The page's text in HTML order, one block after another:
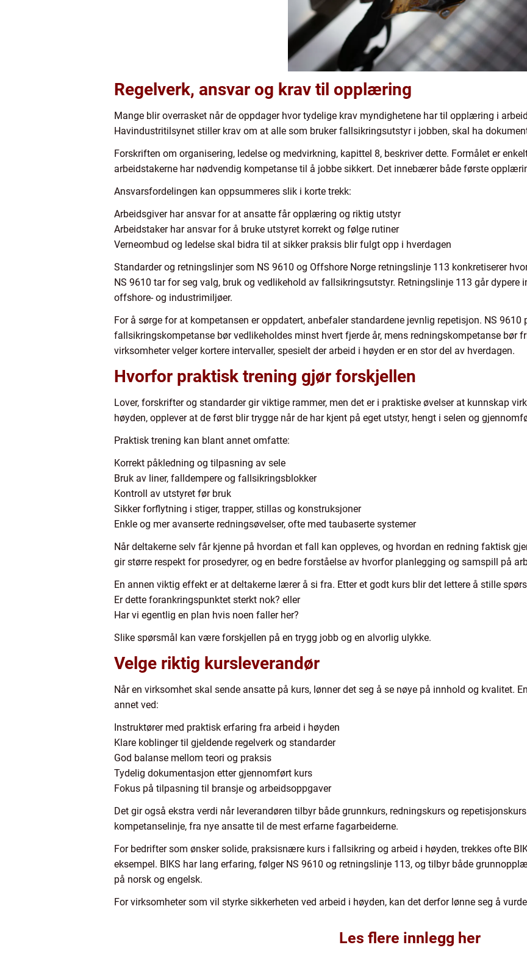
Regelverk, ansvar og krav til opplæring
Mange blir overrasket når de oppdager hvor tydelige krav myndighetene har til opplæring i
Havindustritilsynet stiller krav om at alle som bruker fallsikringsutstyr i jobben, skal ha
Forskriften om organisering, ledelse og medvirkning, kapittel 8, beskriver dette. Formålet er
arbeidstakerne har nødvendig kompetanse til å jobbe sikkert. Det innebærer både første
Ansvarsfordelingen kan oppsummeres slik i korte trekk:
Arbeidsgiver har ansvar for at ansatte får opplæring og riktig utstyr
Arbeidstaker har ansvar for å bruke utstyret korrekt og følge rutiner
Verneombud og ledelse skal bidra til at sikker praksis blir fulgt opp i hverdagen
Standarder og retningslinjer som NS 9610 og Offshore Norge retningslinje 113 konkretiserer
NS 9610 tar for seg valg, bruk og vedlikehold av fallsikringsutstyr. Retningslinje 113 går
offshore- og industrimiljøer.
For å sørge for at kompetansen er oppdatert, anbefaler standardene jevnlig repetisjon. NS 9610
fallsikringskompetanse bør vedlikeholdes minst hvert fjerde år, mens redningskompetanse bør
virksomheter velger kortere intervaller, spesielt der arbeid i høyden er en stor del av hverdagen.
Hvorfor praktisk trening gjør forskjellen
Lover, forskrifter og standarder gir viktige rammer, men det er i praktiske øvelser at kunnskap
høyden, opplever at de først blir trygge når de har kjent på eget utstyr, hengt i selen og
Praktisk trening kan blant annet omfatte:
Korrekt påkledning og tilpasning av sele
Bruk av liner, falldempere og fallsikringsblokker
Kontroll av utstyret før bruk
Sikker forflytning i stiger, trapper, stillas og konstruksjoner
Enkle og mer avanserte redningsøvelser, ofte med taubaserte systemer
Når deltakerne selv får kjenne på hvordan et fall kan oppleves, og hvordan en redning faktisk
gir større respekt for prosedyrer, og en bedre forståelse av hvorfor planlegging og samspill på
En annen viktig effekt er at deltakerne lærer å si fra. Etter et godt kurs blir det lettere å stille
Er dette forankringspunktet sterkt nok? eller
Har vi egentlig en plan hvis noen faller her?
Slike spørsmål kan være forskjellen på en trygg jobb og en alvorlig ulykke.
Velge riktig kursleverandør
Når en virksomhet skal sende ansatte på kurs, lønner det seg å se nøye på innhold og kvalitet.
annet ved:
Instruktører med praktisk erfaring fra arbeid i høyden
Klare koblinger til gjeldende regelverk og standarder
God balanse mellom teori og praksis
Tydelig dokumentasjon etter gjennomført kurs
Fokus på tilpasning til bransje og arbeidsoppgaver
Det gir også ekstra verdi når leverandøren tilbyr både grunnkurs, redningskurs og
kompetanselinje, fra nye ansatte til de mest erfarne fagarbeiderne.
For bedrifter som ønsker solide, praksisnære kurs i fallsikring og arbeid i høyden, trekkes ofte
eksempel. BIKS har lang erfaring, følger NS 9610 og retningslinje 113, og tilbyr både
på norsk og engelsk.
For virksomheter som vil styrke sikkerheten ved arbeid i høyden, kan det derfor lønne seg å
Les flere innlegg her